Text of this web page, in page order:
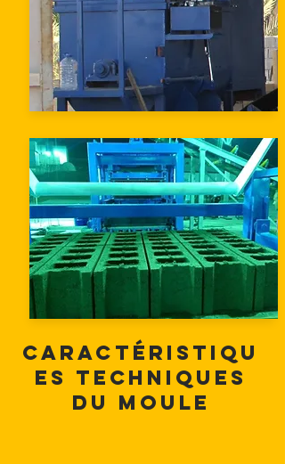
Caractéristiqu
es techniques
du moule